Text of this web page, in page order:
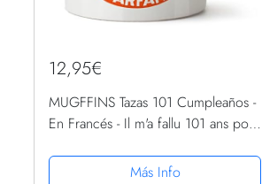
12,95€
MUGFFINS Tazas 101 Cumpleaños -
En Francés - Il m'a fallu 101 ans pour
Regalo original y divertido
Más Info